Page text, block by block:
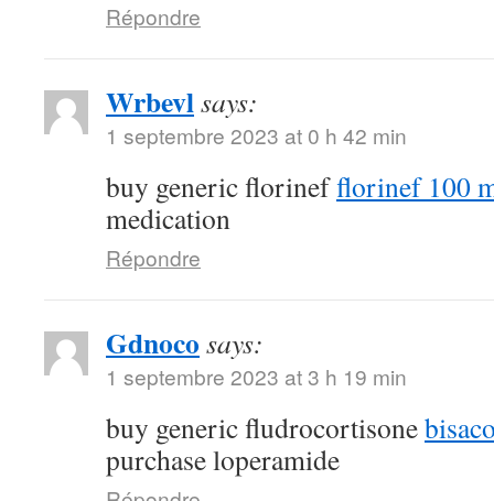
Répondre
Wrbevlsays:
1 septembre 2023 at 0 h 42 min
buy generic florinefflorinef 100
medication
Répondre
Gdnoco says:
1 septembre 2023 at 3 h 19 min
buy generic fludrocortisone
purchase loperamide